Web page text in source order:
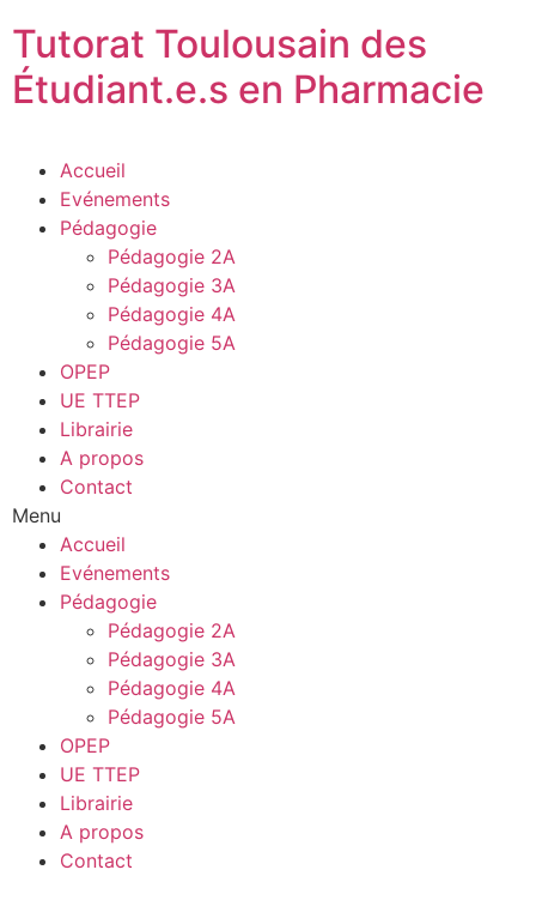
Tutorat Toulousain des
Étudiant.e.s en Pharmacie
Accueil
Evénements
Pédagogie
Pédagogie 2A
Pédagogie 3A
Pédagogie 4A
Pédagogie 5A
OPEP
UE TTEP
Librairie
A propos
Contact
Menu
Accueil
Evénements
Pédagogie
Pédagogie 2A
Pédagogie 3A
Pédagogie 4A
Pédagogie 5A
OPEP
UE TTEP
Librairie
A propos
Contact